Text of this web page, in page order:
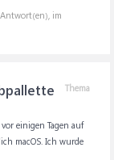
im
Thema
einigen Tagen auf
macOS. Ich wurde